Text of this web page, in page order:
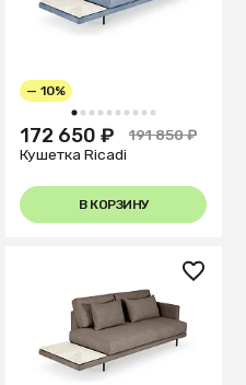
1 2 3 4 5 6 7 8 9 10
— 10%
172 650 ₽
191 850 ₽
Кушетка Ricadi
В КОРЗИНУ